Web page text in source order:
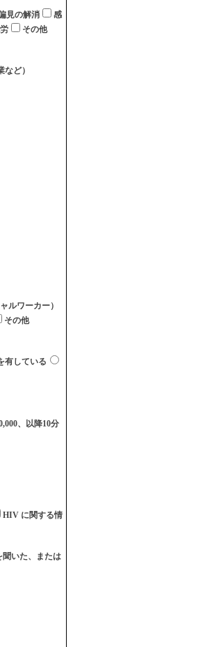
見の解消
感
その他
ど）
ルワーカー）
その他
有している
、以降10分
HIV に関する情
聞いた、または